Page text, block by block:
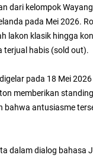
dari kelompok
pada Mei 2026.
lakon klasik hingga
terjual habis (sold out).
pada 18 Mei
memberikan
bahwa antusiasme
dalam dialog bahasa